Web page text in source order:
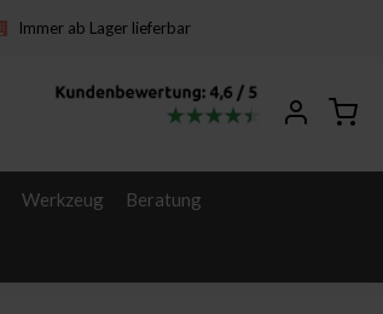
Immer ab Lager lieferbar
Werkzeug Beratung